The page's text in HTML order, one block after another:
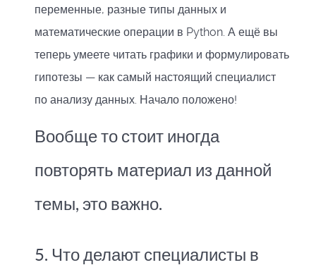
переменные, разные типы данных и
математические операции в Python. А ещё вы
теперь умеете читать графики и формулировать
гипотезы — как самый настоящий специалист
по анализу данных. Начало положено!
Вообще то стоит иногда
повторять материал из данной
темы, это важно.
5. Что делают специалисты в